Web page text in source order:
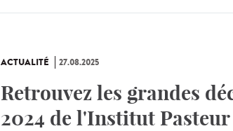
ACTUALITÉ 27.08.2025
Retrouvez les grandes
2024 de l'Institut Pasteur